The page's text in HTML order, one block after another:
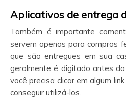
Aplicativos de entrega
Também é importante
servem apenas para compras
que são entregues em sua
geralmente é digitado antes
você precisa clicar em algum
conseguir utilizá-los.